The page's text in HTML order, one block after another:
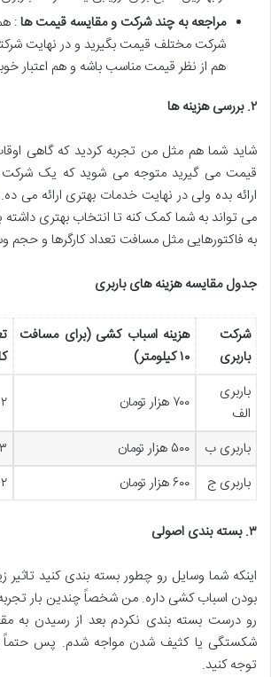
مراجعه به چند شرکت و مقایسه قیمت ها:
شرکت مختلف قیمت بگیرید و در نهایت
هم از نظر قیمت مناسب باشه و هم اعتبار
۲.بررسی هزینه ها
شاید شما هم مثل من تجربه کردید که گاهی
قیمت می گیرید متوجه می شوید که یک شرکت
ارائه بده ولی در نهایت خدمات بهتری ارائه می
می تواند به شما کمک کنه تا انتخاب بهتری داشته
به فاکتورهایی مثل مسافت تعداد کارگرها و حجم
جدول مقایسه هزینه های باربری
شرکت
باربری
هزینه اسباب کشی (برای مسافت
۱۰کیلومتر)
باربری
الف
۷۰۰ هزار تومان ۲ نفر
باربری ب ۵۰۰ هزار تومان ۳ نفر
باربری ج
۶۰۰ هزار تومان ۲ نفر
۳.بسته بندی اصولی
اینکه شما وسایل رو چطور بسته بندی کنید تاثیر
بودن اسباب کشی داره. من شخصاً چندین بار
رو درست بسته بندی نکردم بعد از رسیدن به
شکستگی یا کثیف شدن مواجه شدم. پس
توجه کنید.